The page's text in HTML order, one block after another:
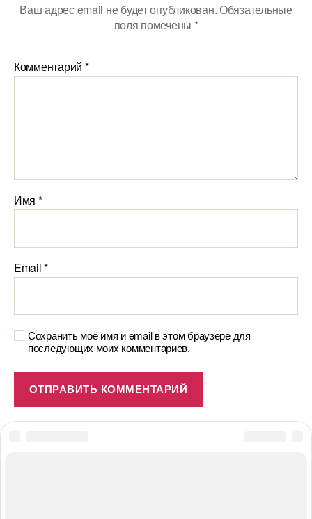
Ваш адрес email не будет опубликован.Обязательные
поля помечены *
Комментарий *
Имя *
Email*
Сохранить моё имя и email в этом браузере для
последующих моих комментариев.